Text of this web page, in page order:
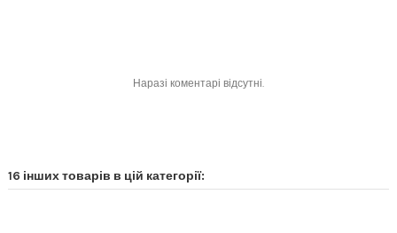
Наразі коментарі відсутні.
16 інших товарів в цій категорії: